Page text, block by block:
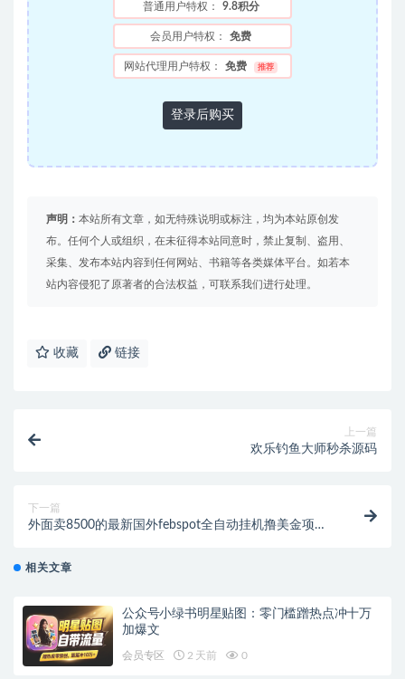
普通用户特权： 9.8积分
会员用户特权： 免费
网站代理用户特权： 免费 推荐
登录后购买
声明： 本站所有文章，如无特殊说明或标注，均为本站原创发
布。任何个人或组织，在未征得本站同意时，禁止复制、盗用、
采集、发布本站内容到任何网站、书籍等各类媒体平台。如若本
站内容侵犯了原著者的合法权益，可联系我们进行处理。
收藏 链接
上一篇
欢乐钓鱼大师秒杀源码
下一篇
外面卖8500的最新国外febspot全自动挂机撸美金项
相关文章
公众号小绿书明星贴图：零门槛蹭热点冲十万
加爆文
会员专区 2 天前 0